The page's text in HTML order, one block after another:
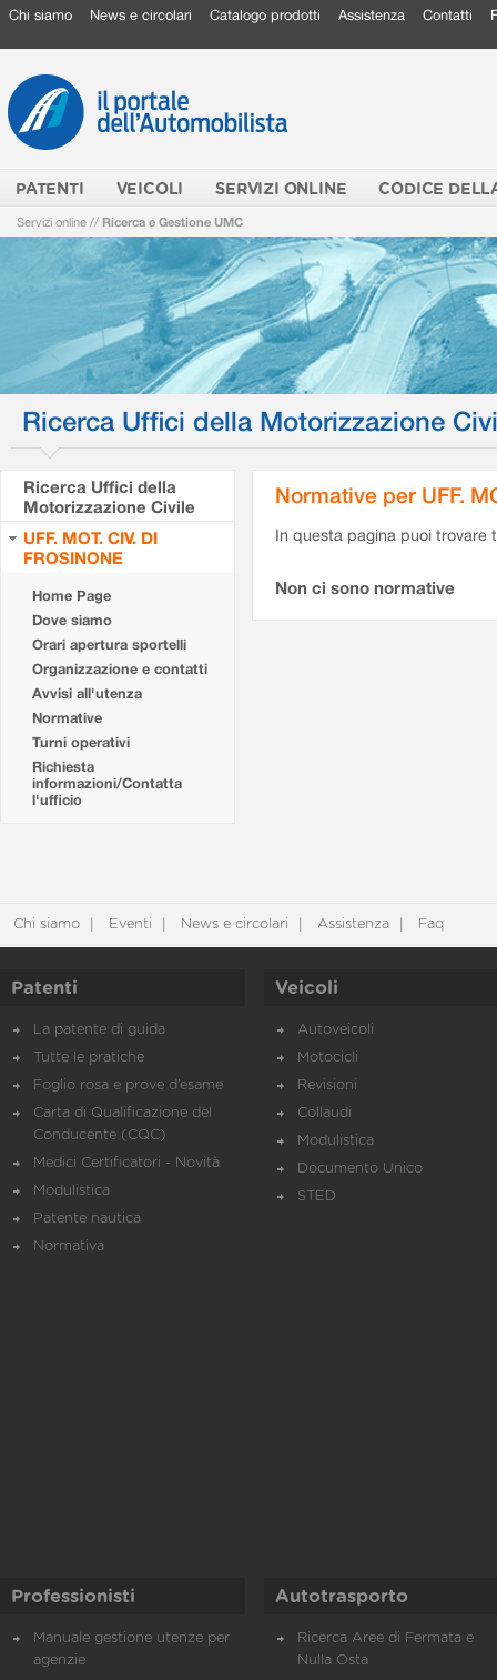
Chi siamo News e circolari Catalogo prodotti Assistenza Contatti
PATENTI VEICOLI SERVIZI ONLINE CODICE
Servizi online // Ricerca e Gestione UMC
Ricerca Uffici della Motorizzazione
Ricerca Uffici della
Motorizzazione Civile
UFF. MOT. CIV. DI
FROSINONE
Home Page
Dove siamo
Orari apertura sportelli
Organizzazione e contatti
Avvisi all'utenza
Normative
Turni operativi
Richiesta
informazioni/Contatta
l'ufficio
Normative per UFF.
In questa pagina puoi
Non ci sono normative
Chi siamo Eventi News e circolari Assistenza Faq
Patenti
La patente di guida
Tutte le pratiche
Foglio rosa e prove d’esame
Carta di Qualificazione del
Conducente (CQC)
Medici Certificatori - Novità
Modulistica
Patente nautica
Normativa
Veicoli
Autoveicoli
Motocicli
Revisioni
Collaudi
Modulistica
Documento Unico
STED
Professionisti
Manuale gestione utenze per
agenzie
Autotrasporto
Ricerca Aree di Fermata e
Nulla Osta